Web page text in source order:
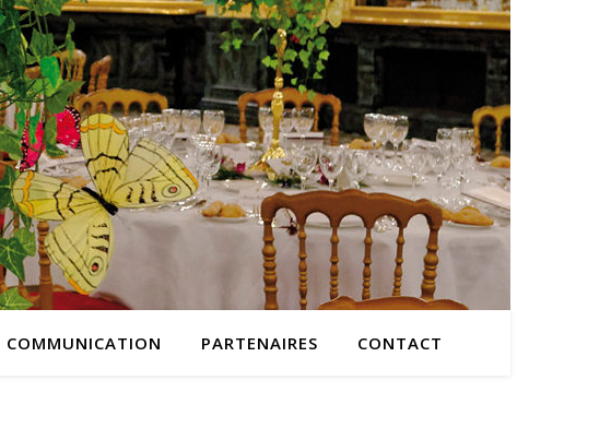
COMMUNICATION PARTENAIRES CONTACT